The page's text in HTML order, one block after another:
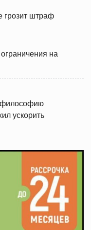
грозит штраф
на
философию
ускорить